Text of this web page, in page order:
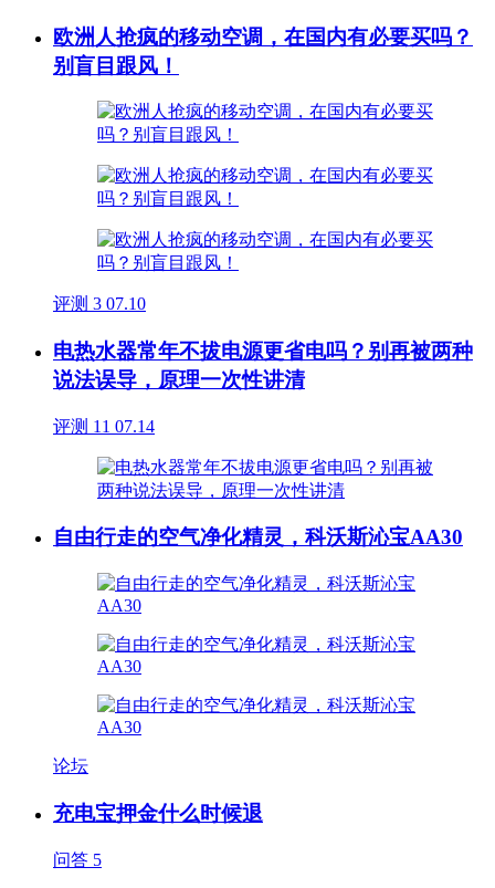
欧洲人抢疯的移动空调，在国内有必要买吗？
别盲目跟风！
评测 3 07.10
电热水器常年不拔电源更省电吗？别再被两种
说法误导，原理一次性讲清
评测 11 07.14
自由行走的空气净化精灵，科沃斯沁宝AA30
论坛
充电宝押金什么时候退
问答 5